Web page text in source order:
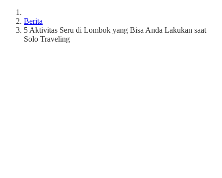
Berita
5 Aktivitas Seru di Lombok yang Bisa Anda Lakukan saat
Solo Traveling